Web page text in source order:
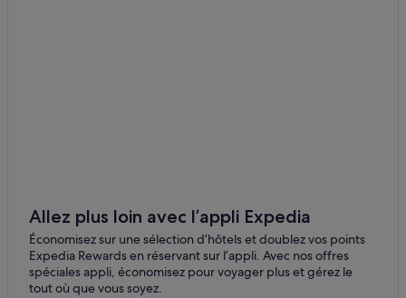
Aubagne : hôtels Hôtels familiaux
Aubagne : hôtels Hôtels romantiques
Aubagne : hôtels Hôtels avec centre de fitness
Allez plus loin avec l’appli Expedia
Économisez sur une sélection d’hôtels et doublez vos points
Expedia Rewards en réservant sur l’appli. Avec nos offres
spéciales appli, économisez pour voyager plus et gérez le
tout où que vous soyez.